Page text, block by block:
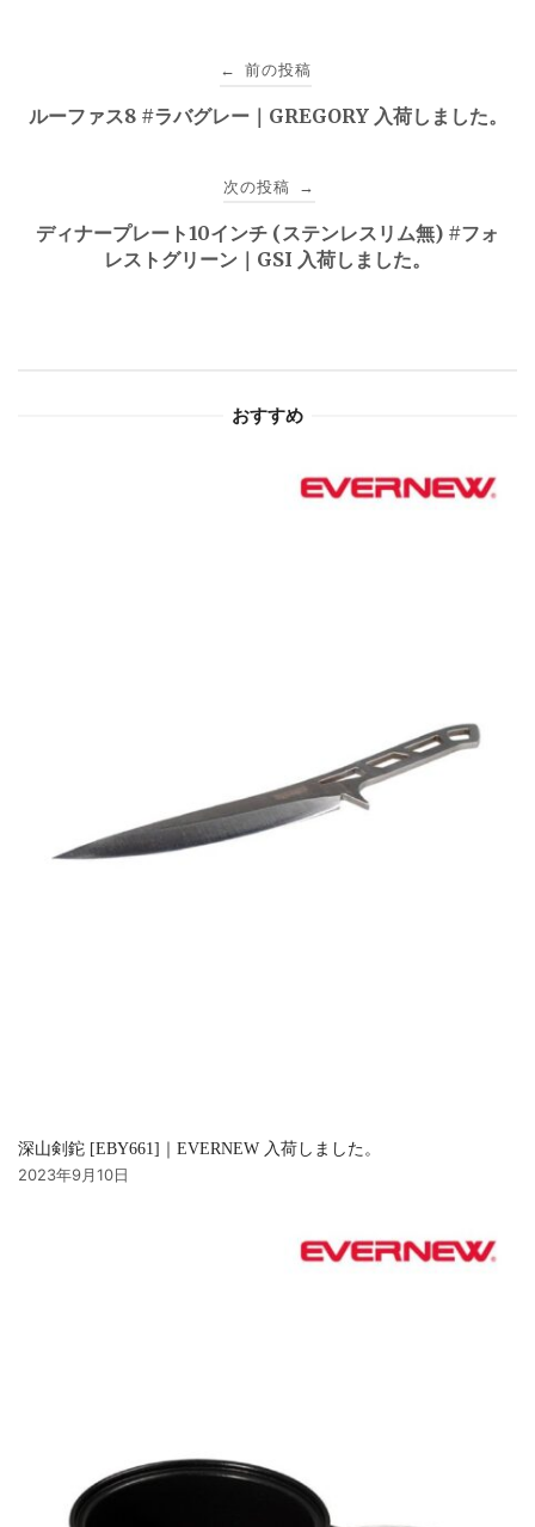
稿
ゲ
← 前の投稿
ルーファス8 #ラバグレー｜GREGORY 入荷しました。
次の投稿 →
ディナープレート10インチ (ステンレスリム無) #フォ
レストグリーン｜GSI 入荷しました。
おすすめ
深山剣鉈 [EBY661]｜EVERNEW 入荷しました。
2023年9月10日